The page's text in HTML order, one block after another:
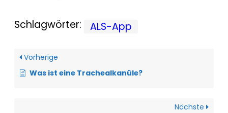
Schlagwörter: ALS-App
Vorherige
Was ist eine Trachealkanüle?
Nächste